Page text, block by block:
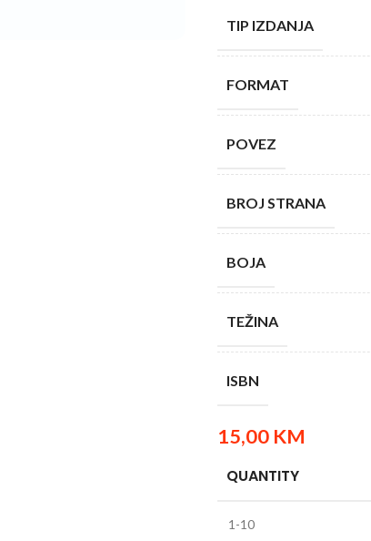
TIP IZDANJA
FORMAT
POVEZ
BROJ STRANA
BOJA
TEŽINA
ISBN
15,00 KM
QUANTITY
1-10